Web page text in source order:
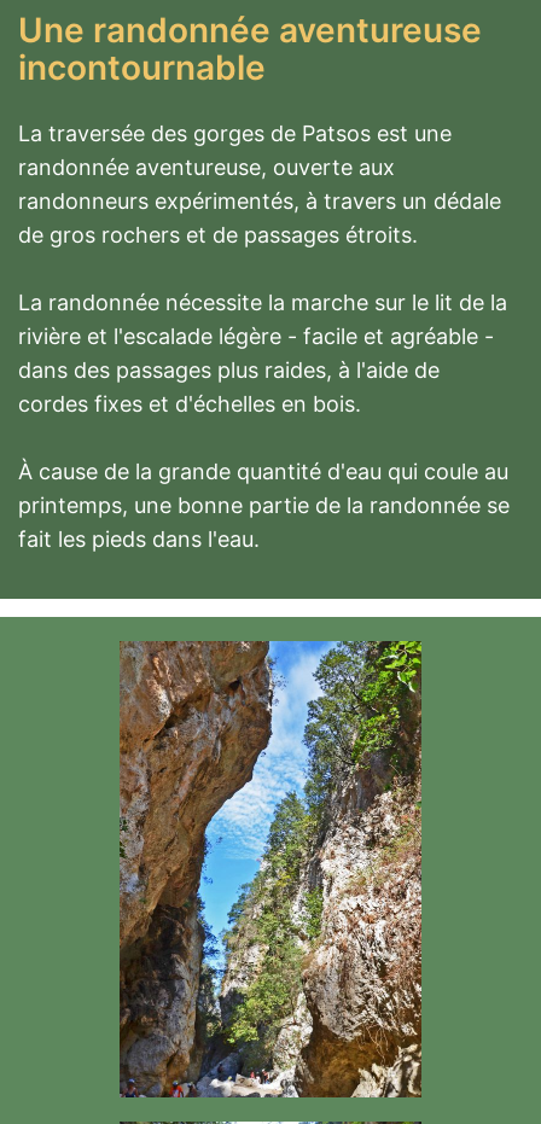
Une randonnée aventureuse
incontournable
La traversée des gorges de Patsos est une
randonnée aventureuse, ouverte aux
randonneurs expérimentés, à travers un dédale
de gros rochers et de passages étroits.
La randonnée nécessite la marche sur le lit de la
rivière et l'escalade légère - facile et agréable -
dans des passages plus raides, à l'aide de
cordes fixes et d'échelles en bois.
À cause de la grande quantité d'eau qui coule au
printemps, une bonne partie de la randonnée se
fait les pieds dans l'eau.